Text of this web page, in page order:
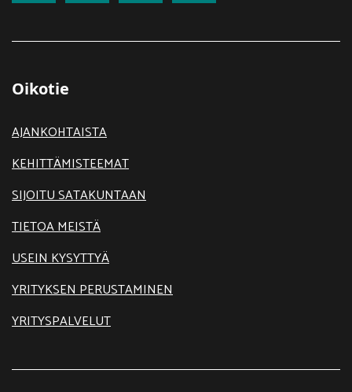
Oikotie
AJANKOHTAISTA
KEHITTÄMISTEEMAT
SIJOITU SATAKUNTAAN
TIETOA MEISTÄ
USEIN KYSYTTYÄ
YRITYKSEN PERUSTAMINEN
YRITYSPALVELUT